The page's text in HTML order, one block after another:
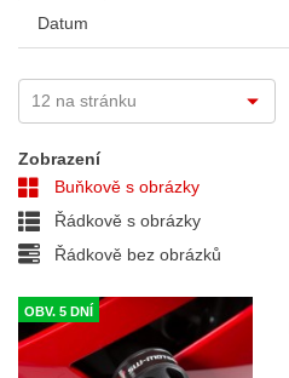
Datum
Zobrazení
Buňkově s obrázky
Řádkově s obrázky
Řádkově bez obrázků
OBV. 5 DNÍ